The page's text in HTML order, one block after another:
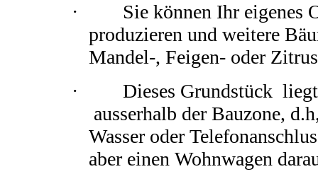
· Sie können Ihr eigenes
produzieren und weitere
Mandel-, Feigen- oder
· Dieses Grundstück liegt
ausserhalb der Bauzone,
Wasser oder
aber einen Wohnwagen